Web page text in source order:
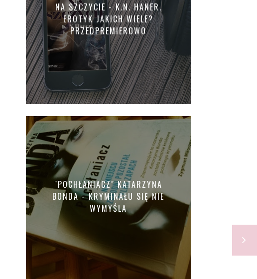
NA SZCZYCIE - K.N. HANER.
EROTYK JAKICH WIELE?
PRZEDPREMIEROWO
"POCHŁANIACZ" KATARZYNA
BONDA - KRYMINAŁU SIĘ NIE
WYMYŚLA